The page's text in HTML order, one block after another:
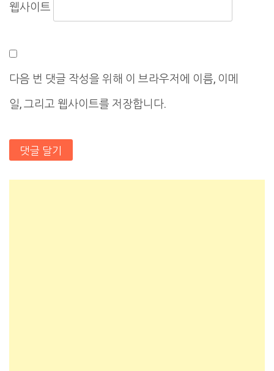
웹사이트
다음 번 댓글 작성을 위해 이 브라우저에 이름, 이메
일, 그리고 웹사이트를 저장합니다.